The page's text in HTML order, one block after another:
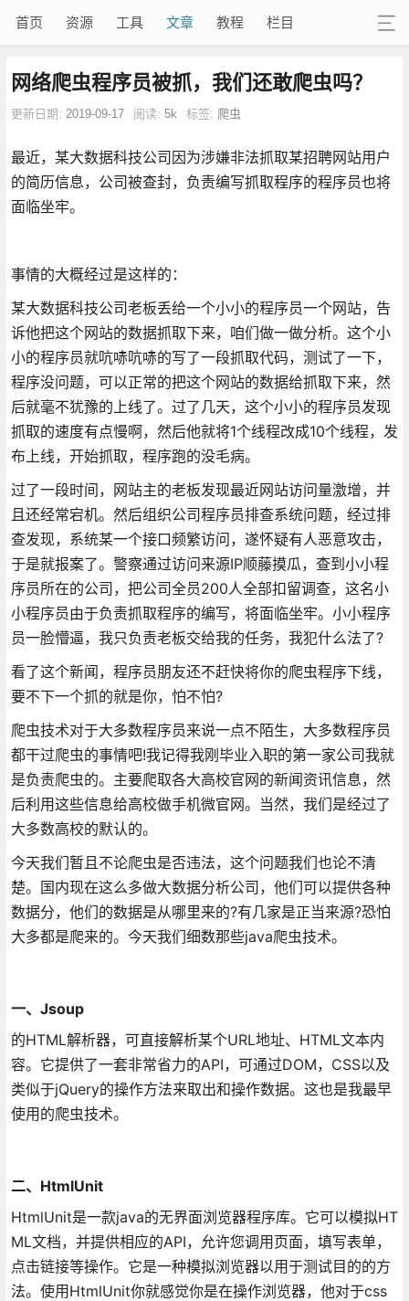
首页 资源 工具 文章 教程 栏目
网络爬虫程序员被抓，我们还敢爬虫吗？
更新日期: 2019-09-17 阅读: 5k 标签: 爬虫
最近，某大数据科技公司因为涉嫌非法抓取某招聘网站用户
的简历信息，公司被查封，负责编写抓取程序的程序员也将
面临坐牢。
事情的大概经过是这样的：
某大数据科技公司老板丢给一个小小的程序员一个网站，告
诉他把这个网站的数据抓取下来，咱们做一做分析。这个小
小的程序员就吭哧吭哧的写了一段抓取代码，测试了一下，
程序没问题，可以正常的把这个网站的数据给抓取下来，然
后就毫不犹豫的上线了。过了几天，这个小小的程序员发现
抓取的速度有点慢啊，然后他就将1个线程改成10个线程，发
布上线，开始抓取，程序跑的没毛病。
过了一段时间，网站主的老板发现最近网站访问量激增，并
且还经常宕机。然后组织公司程序员排查系统问题，经过排
查发现，系统某一个接口频繁访问，遂怀疑有人恶意攻击，
于是就报案了。警察通过访问来源IP顺藤摸瓜，查到小小程
序员所在的公司，把公司全员200人全部扣留调查，这名小
小程序员由于负责抓取程序的编写，将面临坐牢。小小程序
员一脸懵逼，我只负责老板交给我的任务，我犯什么法了?
看了这个新闻，程序员朋友还不赶快将你的爬虫程序下线，
要不下一个抓的就是你，怕不怕?
爬虫技术对于大多数程序员来说一点不陌生，大多数程序员
都干过爬虫的事情吧!我记得我刚毕业入职的第一家公司我就
是负责爬虫的。主要爬取各大高校官网的新闻资讯信息，然
后利用这些信息给高校做手机微官网。当然，我们是经过了
大多数高校的默认的。
今天我们暂且不论爬虫是否违法，这个问题我们也论不清
楚。国内现在这么多做大数据分析公司，他们可以提供各种
数据分，他们的数据是从哪里来的?有几家是正当来源?恐怕
大多都是爬来的。今天我们细数那些java爬虫技术。
一、Jsoup
的HTML解析器，可直接解析某个URL地址、HTML文本内
容。它提供了一套非常省力的API，可通过DOM，CSS以及
类似于jQuery的操作方法来取出和操作数据。这也是我最早
使用的爬虫技术。
二、HtmlUnit
HtmlUnit是一款java的无界面浏览器程序库。它可以模拟HT
ML文档，并提供相应的API，允许您调用页面，填写表单，
点击链接等操作。它是一种模拟浏览器以用于测试目的的方
法。使用HtmlUnit你就感觉你是在操作浏览器，他对于css